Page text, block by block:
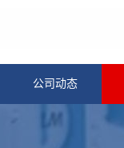
公司动态